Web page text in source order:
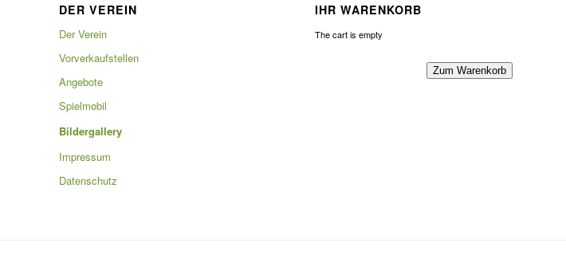
DER VEREIN
Der Verein
Vorverkaufstellen
Angebote
Spielmobil
Bildergallery
Impressum
Datenschutz
IHR WARENKORB
The cart is empty
Zum Warenkorb